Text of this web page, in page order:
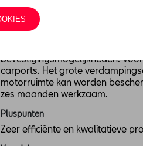
Beschrijving
Geurschijf met langdurige
roofdier. De praktische haak is
bevestigingsmogelijkheden.
carports. Het grote
motorruimte kan worden
zes maanden werkzaam.
Pluspunten
Zeer efficiënte en kwalitatieve